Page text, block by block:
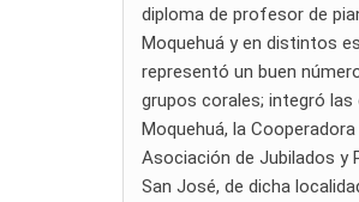
diploma de profesor de
Moquehuá y en distintos
representó un buen
grupos corales; integró las
Moquehuá, la
Asociación de Jubilados y
San José, de dicha